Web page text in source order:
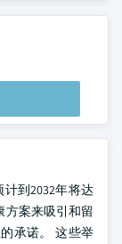
到2032年将达
方案来吸引和留
承诺。 这些举